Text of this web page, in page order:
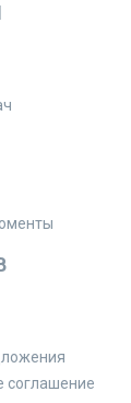
соглашение